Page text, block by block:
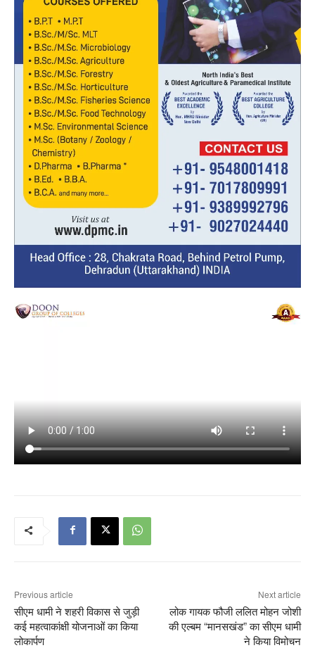
Previous article
सीएम धामी ने शहरी विकास से जुड़ी
कई महत्वाकांक्षी योजनाओं का किया
लोकार्पण
Next article
लोक गायक फौजी ललित मोहन जोशी
की एल्बम “मानसखंड” का सीएम धामी
ने किया विमोचन